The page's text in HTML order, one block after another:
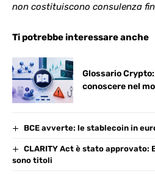
non costituiscono consulenza
Ti potrebbe interessare anche
Glossario
conoscere nel
BCE avverte: le stablecoin in
CLARITY Act è stato approvato:
sono titoli